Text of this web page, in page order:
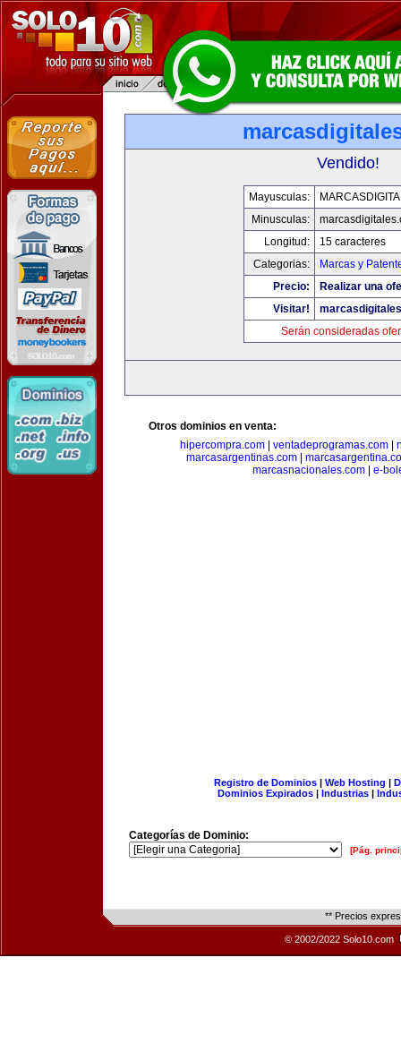
Vendido!
Mayusculas:
Minusculas:
Longitud:
15 caracteres
Categorias:
Marcas y
Precio:
Realizar una
Visitar!
Serán consideradas
Otros dominios en venta:
hipercompra.com
ventadeprogramas.com
marcasargentinas.com
marcasnacionales.com| e-
Registro de Dominios| Web Hosting |
Dominios Expirados | Industrias |
Categorías de Dominio:
[Pág.
** Precios
© 2002/2022 Solo10.com